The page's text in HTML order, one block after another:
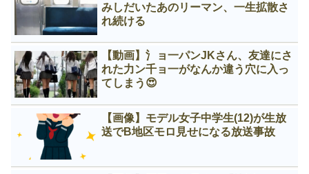
みしだいたあのリーマン、一生拡散さ
れ続ける
【動画】氵ョ一パンJKさん、友達にさ
れた力ン千ョ一がなんか違う穴に入っ
てしまう😍
【画像】モデル女子中学生(12)が生放
送でB地区モロ見せになる放送事故